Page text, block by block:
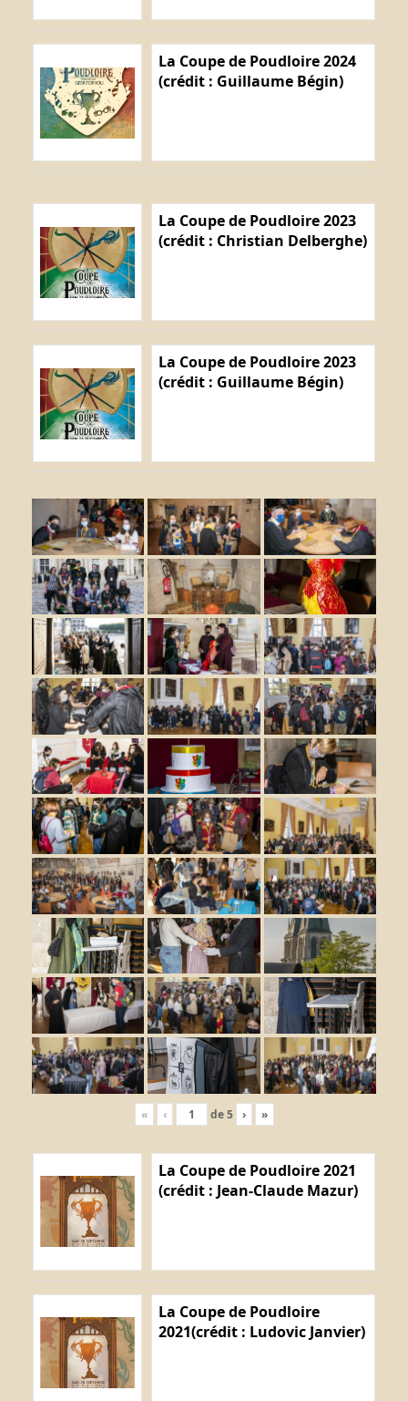
La Coupe de Poudloire 2024
(crédit : Guillaume Bégin)
La Coupe de Poudloire 2023
(crédit : Christian Delberghe)
La Coupe de Poudloire 2023
(crédit : Guillaume Bégin)
« ‹ de5 › »
La Coupe de Poudloire 2021
(crédit : Jean-Claude Mazur)
La Coupe de Poudloire
2021(crédit : Ludovic Janvier)